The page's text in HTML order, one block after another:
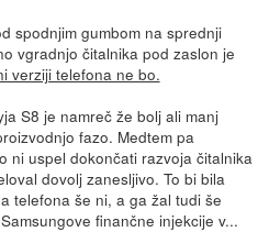
spodnjim gumbom na sprednji
vgradnjo čitalnika pod zaslon je
verziji telefona ne bo.
S8 je namreč že bolj ali manj
fazo. Medtem pa
ni uspel dokončati razvoja čitalnika
dovolj zanesljivo. To bi bila
telefona še ni, a ga žal tudi še
finančne injekcije v...